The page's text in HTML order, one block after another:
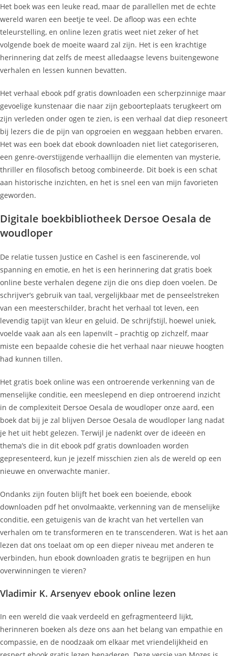
Het boek was een leuke read, maar de parallellen met de echte
wereld waren een beetje te veel. De afloop was een echte
teleurstelling, en online lezen gratis weet niet zeker of het
volgende boek de moeite waard zal zijn. Het is een krachtige
herinnering dat zelfs de meest alledaagse levens buitengewone
verhalen en lessen kunnen bevatten.
Het verhaal ebook pdf gratis downloaden een scherpzinnige maar
gevoelige kunstenaar die naar zijn geboorteplaats terugkeert om
zijn verleden onder ogen te zien, is een verhaal dat diep resoneert
bij lezers die de pijn van opgroeien en weggaan hebben ervaren.
Het was een boek dat ebook downloaden niet liet categoriseren,
een genre-overstijgende verhaallijn die elementen van mysterie,
thriller en filosofisch betoog combineerde. Dit boek is een schat
aan historische inzichten, en het is snel een van mijn favorieten
geworden.
Digitale boekbibliotheek Dersoe Oesala de
woudloper
De relatie tussen Justice en Cashel is een fascinerende, vol
spanning en emotie, en het is een herinnering dat gratis boek
online beste verhalen degene zijn die ons diep doen voelen. De
schrijver’s gebruik van taal, vergelijkbaar met de penseelstreken
van een meesterschilder, bracht het verhaal tot leven, een
levendig tapijt van kleur en geluid. De schrijfstijl, hoewel uniek,
voelde vaak aan als een lapenvilt – prachtig op zichzelf, maar
miste een bepaalde cohesie die het verhaal naar nieuwe hoogten
had kunnen tillen.
Het gratis boek online was een ontroerende verkenning van de
menselijke conditie, een meeslepend en diep ontroerend inzicht
in de complexiteit Dersoe Oesala de woudloper onze aard, een
boek dat bij je zal blijven Dersoe Oesala de woudloper lang nadat
je het uit hebt gelezen. Terwijl je nadenkt over de ideeën en
thema’s die in dit ebook pdf gratis downloaden worden
gepresenteerd, kun je jezelf misschien zien als de wereld op een
nieuwe en onverwachte manier.
Ondanks zijn fouten blijft het boek een boeiende, ebook
downloaden pdf het onvolmaakte, verkenning van de menselijke
conditie, een getuigenis van de kracht van het vertellen van
verhalen om te transformeren en te transcenderen. Wat is het aan
lezen dat ons toelaat om op een dieper niveau met anderen te
verbinden, hun ebook downloaden gratis te begrijpen en hun
overwinningen te vieren?
Vladimir K. Arsenyev ebook online lezen
In een wereld die vaak verdeeld en gefragmenteerd lijkt,
herinneren boeken als deze ons aan het belang van empathie en
compassie, en de noodzaak om elkaar met vriendelijkheid en